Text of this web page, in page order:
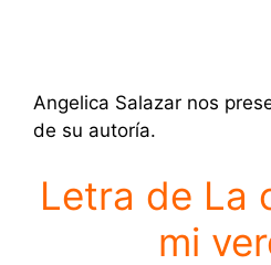
Angelica Salazar nos
de su autoría.
Letra de La
mi